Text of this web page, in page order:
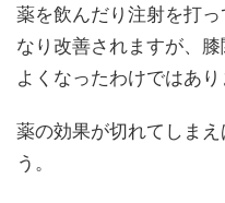
薬を飲んだり注射を打
なり改善されますが、
よくなったわけではあり
薬の効果が切れてしま
う。